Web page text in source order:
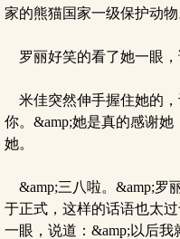
家的熊猫国家一级保护动物
罗丽好笑的看了她一眼，
米佳突然伸手握住她的，
你。&amp;她是真的感谢
她。
&amp;三八啦。&amp;罗
于正式，这样的话语也太
一眼，说道：&amp;以后